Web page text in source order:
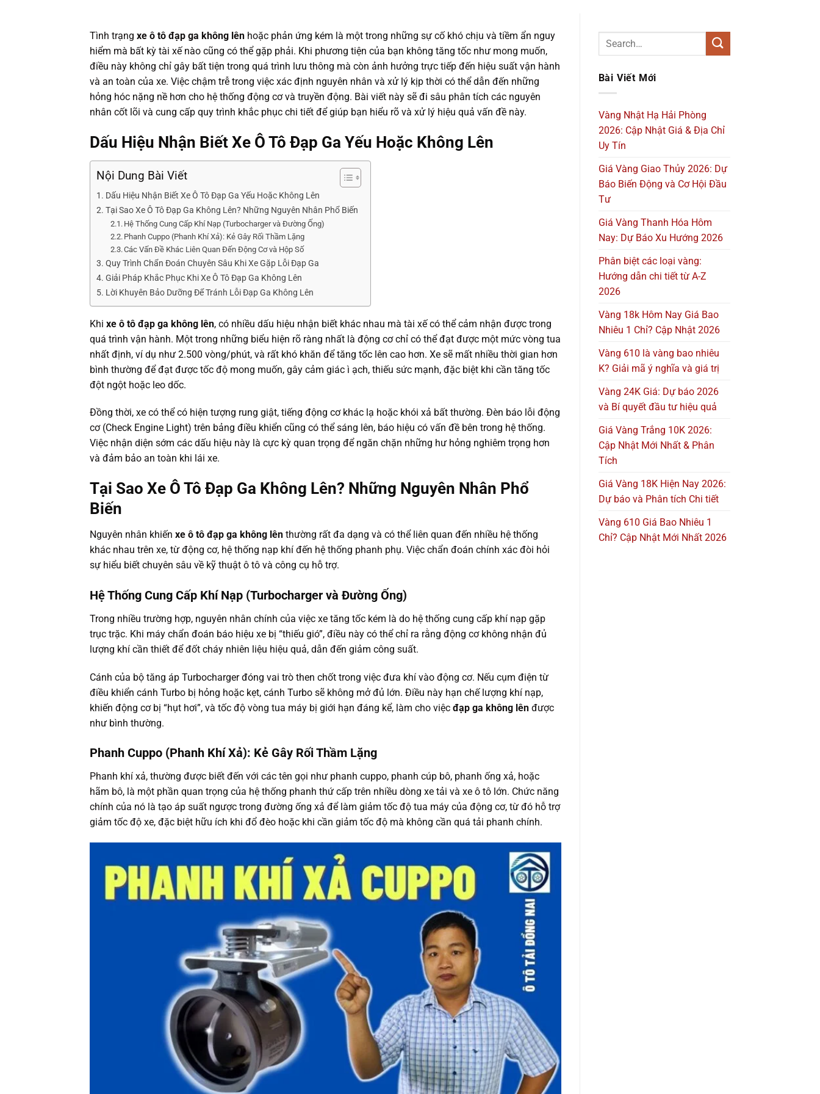
Tình trạng xe ô tô đạp ga không lên hoặc phản ứng kém là một trong những sự cố khó chịu và tiềm ẩn nguy
hiểm mà bất kỳ tài xế nào cũng có thể gặp phải. Khi phương tiện của bạn không tăng tốc như mong muốn,
điều này không chỉ gây bất tiện trong quá trình lưu thông mà còn ảnh hưởng trực tiếp đến hiệu suất vận hành
và an toàn của xe. Việc chậm trễ trong việc xác định nguyên nhân và xử lý kịp thời có thể dẫn đến những
hỏng hóc nặng nề hơn cho hệ thống động cơ và truyền động. Bài viết này sẽ đi sâu phân tích các nguyên
nhân cốt lõi và cung cấp quy trình khắc phục chi tiết để giúp bạn hiểu rõ và xử lý hiệu quả vấn đề này.
Dấu Hiệu Nhận Biết Xe Ô Tô Đạp Ga Yếu Hoặc Không Lên
Nội Dung Bài Viết
Dấu Hiệu Nhận Biết Xe Ô Tô Đạp Ga Yếu Hoặc Không Lên
Tại Sao Xe Ô Tô Đạp Ga Không Lên? Những Nguyên Nhân Phổ Biến
Hệ Thống Cung Cấp Khí Nạp (Turbocharger và Đường Ống)
Phanh Cuppo (Phanh Khí Xả): Kẻ Gây Rối Thầm Lặng
Các Vấn Đề Khác Liên Quan Đến Động Cơ và Hộp Số
Quy Trình Chẩn Đoán Chuyên Sâu Khi Xe Gặp Lỗi Đạp Ga
Giải Pháp Khắc Phục Khi Xe Ô Tô Đạp Ga Không Lên
Lời Khuyên Bảo Dưỡng Để Tránh Lỗi Đạp Ga Không Lên
Khi xe ô tô đạp ga không lên, có nhiều dấu hiệu nhận biết khác nhau mà tài xế có thể cảm nhận được trong
quá trình vận hành. Một trong những biểu hiện rõ ràng nhất là động cơ chỉ có thể đạt được một mức vòng tua
nhất định, ví dụ như 2.500 vòng/phút, và rất khó khăn để tăng tốc lên cao hơn. Xe sẽ mất nhiều thời gian hơn
bình thường để đạt được tốc độ mong muốn, gây cảm giác ì ạch, thiếu sức mạnh, đặc biệt khi cần tăng tốc
đột ngột hoặc leo dốc.
Đồng thời, xe có thể có hiện tượng rung giật, tiếng động cơ khác lạ hoặc khói xả bất thường. Đèn báo lỗi động
cơ (Check Engine Light) trên bảng điều khiển cũng có thể sáng lên, báo hiệu có vấn đề bên trong hệ thống.
Việc nhận diện sớm các dấu hiệu này là cực kỳ quan trọng để ngăn chặn những hư hỏng nghiêm trọng hơn
và đảm bảo an toàn khi lái xe.
Tại Sao Xe Ô Tô Đạp Ga Không Lên? Những Nguyên Nhân Phổ
Biến
Nguyên nhân khiến xe ô tô đạp ga không lên thường rất đa dạng và có thể liên quan đến nhiều hệ thống
khác nhau trên xe, từ động cơ, hệ thống nạp khí đến hệ thống phanh phụ. Việc chẩn đoán chính xác đòi hỏi
sự hiểu biết chuyên sâu về kỹ thuật ô tô và công cụ hỗ trợ.
Hệ Thống Cung Cấp Khí Nạp (Turbocharger và Đường Ống)
Trong nhiều trường hợp, nguyên nhân chính của việc xe tăng tốc kém là do hệ thống cung cấp khí nạp gặp
trục trặc. Khi máy chẩn đoán báo hiệu xe bị “thiếu gió”, điều này có thể chỉ ra rằng động cơ không nhận đủ
lượng khí cần thiết để đốt cháy nhiên liệu hiệu quả, dẫn đến giảm công suất.
Cánh của bộ tăng áp Turbocharger đóng vai trò then chốt trong việc đưa khí vào động cơ. Nếu cụm điện từ
điều khiển cánh Turbo bị hỏng hoặc kẹt, cánh Turbo sẽ không mở đủ lớn. Điều này hạn chế lượng khí nạp,
khiến động cơ bị “hụt hơi”, và tốc độ vòng tua máy bị giới hạn đáng kể, làm cho việc đạp ga không lên được
như bình thường.
Phanh Cuppo (Phanh Khí Xả): Kẻ Gây Rối Thầm Lặng
Phanh khí xả, thường được biết đến với các tên gọi như phanh cuppo, phanh cúp bô, phanh ống xả, hoặc
hãm bô, là một phần quan trọng của hệ thống phanh thứ cấp trên nhiều dòng xe tải và xe ô tô lớn. Chức năng
chính của nó là tạo áp suất ngược trong đường ống xả để làm giảm tốc độ tua máy của động cơ, từ đó hỗ trợ
giảm tốc độ xe, đặc biệt hữu ích khi đổ đèo hoặc khi cần giảm tốc độ mà không cần quá tải phanh chính.
Bài Viết Mới
Vàng Nhật Hạ Hải Phòng
2026: Cập Nhật Giá & Địa Chỉ
Uy Tín
Giá Vàng Giao Thủy 2026: Dự
Báo Biến Động và Cơ Hội Đầu
Tư
Giá Vàng Thanh Hóa Hôm
Nay: Dự Báo Xu Hướng 2026
Phân biệt các loại vàng:
Hướng dẫn chi tiết từ A-Z
2026
Vàng 18k Hôm Nay Giá Bao
Nhiêu 1 Chỉ? Cập Nhật 2026
Vàng 610 là vàng bao nhiêu
K? Giải mã ý nghĩa và giá trị
Vàng 24K Giá: Dự báo 2026
và Bí quyết đầu tư hiệu quả
Giá Vàng Trắng 10K 2026:
Cập Nhật Mới Nhất & Phân
Tích
Giá Vàng 18K Hiện Nay 2026:
Dự báo và Phân tích Chi tiết
Vàng 610 Giá Bao Nhiêu 1
Chỉ? Cập Nhật Mới Nhất 2026